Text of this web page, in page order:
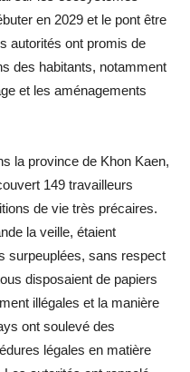
en 2029 et le pont être
autorités ont promis de
des habitants, notamment
et les aménagements
la province de Khon Kaen,
149 travailleurs
de vie très précaires.
la veille, étaient
surpeuplées, sans respect
disposaient de papiers
illégales et la manière
ont soulevé des
légales en matière